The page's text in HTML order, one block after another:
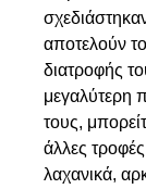
αποτελούν
διατροφής
μεγαλύτερη
τους,
άλλες
λαχανικά,